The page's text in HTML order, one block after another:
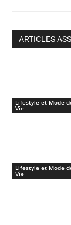
ARTICLES
Lifestyle et Mode
Vie
Lifestyle et Mode
Vie